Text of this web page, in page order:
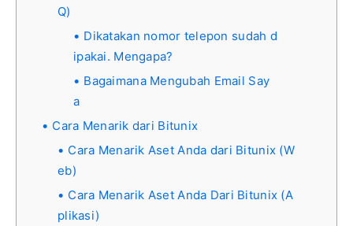
Q)
Dikatakan nomor telepon sudah d
ipakai. Mengapa?
Bagaimana Mengubah Email Say
a
Cara Menarik dari Bitunix
Cara Menarik Aset Anda dari Bitunix (W
eb)
Cara Menarik Aset Anda Dari Bitunix (A
plikasi)